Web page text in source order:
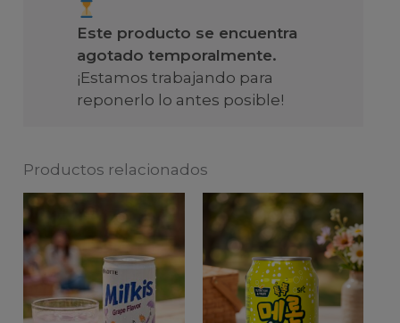
Este producto se encuentra
agotado temporalmente.
¡Estamos trabajando para
reponerlo lo antes posible!
Productos relacionados